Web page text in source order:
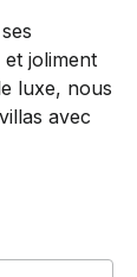
et joliment
luxe, nous
avec